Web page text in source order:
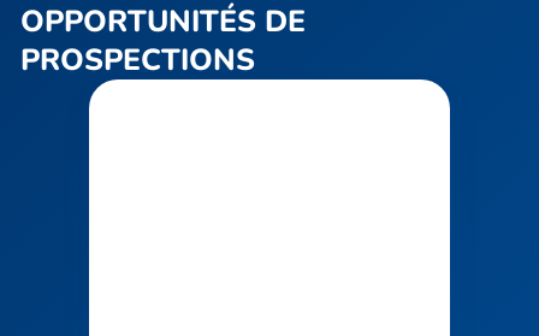
OPPORTUNITÉS DE
PROSPECTIONS